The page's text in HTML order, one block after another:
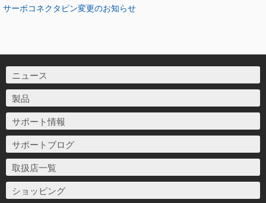
サーボコネクタピン変更のお知らせ
ニュース
製品
サポート情報
サポートブログ
取扱店一覧
ショッピング